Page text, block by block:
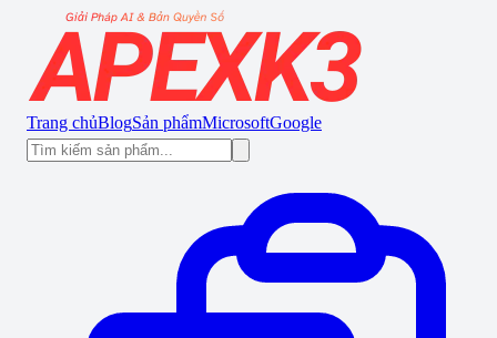
Trang chủBlogSản phẩmMicrosoftGoogle